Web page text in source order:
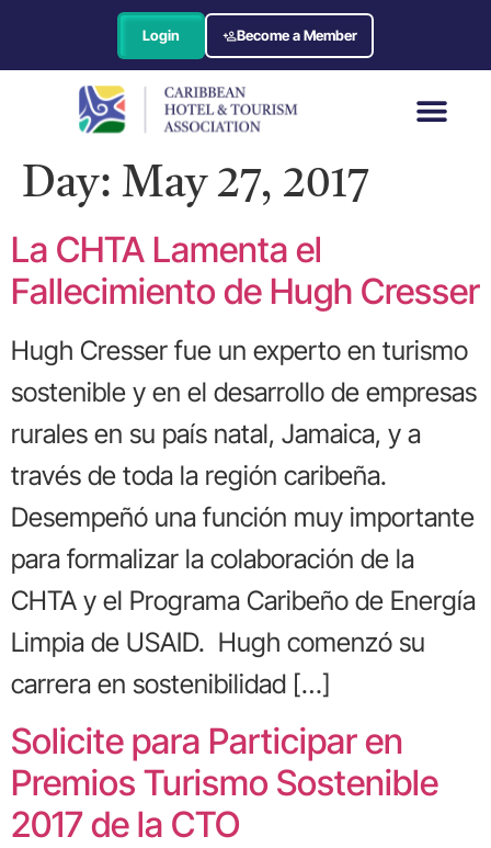
Login Become a Member
Day: May 27, 2017
La CHTA Lamenta el
Fallecimiento de Hugh Cresser
Hugh Cresser fue un experto en turismo
sostenible y en el desarrollo de empresas
rurales en su país natal, Jamaica, y a
través de toda la región caribeña.
Desempeñó una función muy importante
para formalizar la colaboración de la
CHTA y el Programa Caribeño de Energía
Limpia de USAID. Hugh comenzó su
carrera en sostenibilidad […]
Solicite para Participar en
Premios Turismo Sostenible
2017 de la CTO